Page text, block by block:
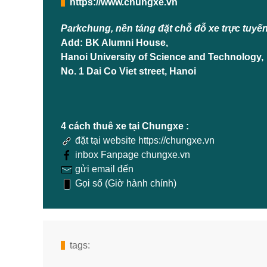
https://www.chungxe.vn
Parkchung, nền tảng đặt chỗ đỗ xe trực
Add: BK Alumni House,
Hanoi University of Science and Technology,
No. 1 Dai Co Viet street, Hanoi
4 cách thuê xe tại Chungxe :
đặt tại website https://chungxe.vn
inbox Fanpage chungxe.vn
gửi email đến
Gọi số (Giờ hành chính)
tags: